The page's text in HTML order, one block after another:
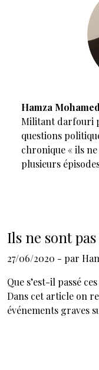
Hamza Mohamed
Militant darfouri
questions
chronique « ils
plusieurs
Ils ne sont
27/06/2020 - par
Que s’est-il passé
Dans cet article on
événements graves